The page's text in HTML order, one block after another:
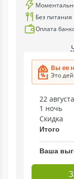
Без питания
Оплата
Вы ее
Это
22
1 ночь
Скидка
Итого
Ваша